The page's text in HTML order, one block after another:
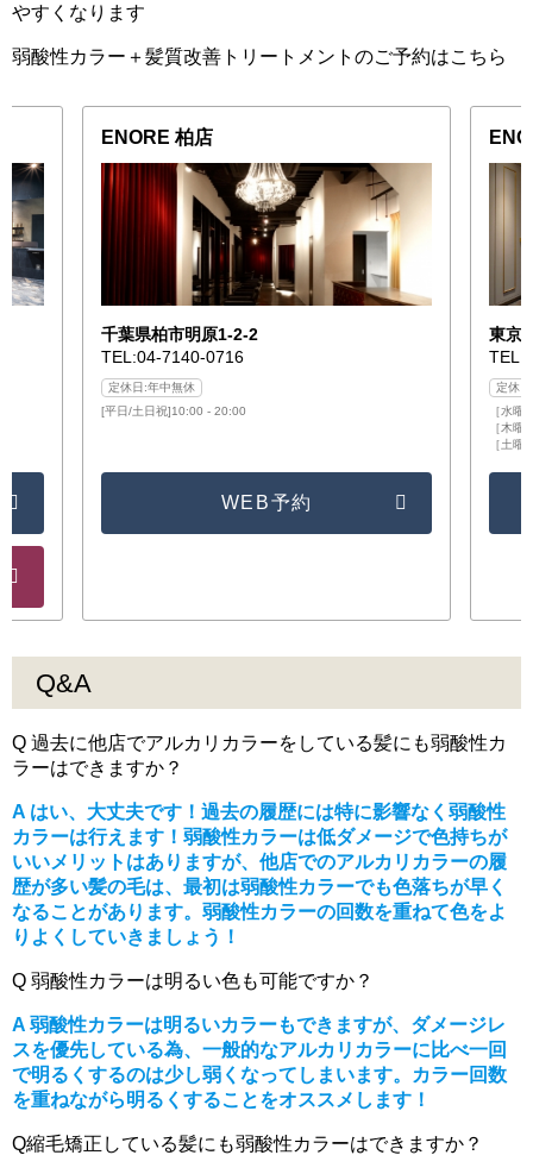
やすくなります
弱酸性カラー＋髪質改善トリートメントのご予約はこちら
ENORE 柏店
千葉県柏市明原1-2-2
TEL:04-7140-0716
定休日:年中無休
[平日/土日祝]10:00 - 20:00
WEB予約
東京
定休
［水
［木
［土
Q&A
Q 過去に他店でアルカリカラーをしている髪にも弱酸性カ
ラーはできますか？
A はい、大丈夫です！過去の履歴には特に影響なく弱酸性
カラーは行えます！弱酸性カラーは低ダメージで色持ちが
いいメリットはありますが、他店でのアルカリカラーの履
歴が多い髪の毛は、最初は弱酸性カラーでも色落ちが早く
なることがあります。弱酸性カラーの回数を重ねて色をよ
りよくしていきましょう！
Q 弱酸性カラーは明るい色も可能ですか？
A 弱酸性カラーは明るいカラーもできますが、ダメージレ
スを優先している為、一般的なアルカリカラーに比べ一回
で明るくするのは少し弱くなってしまいます。カラー回数
を重ねながら明るくすることをオススメします！
Q縮毛矯正している髪にも弱酸性カラーはできますか？